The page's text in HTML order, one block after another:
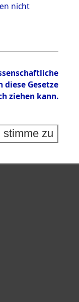
nicht
Gesetze
ziehen kann.
stimme zu